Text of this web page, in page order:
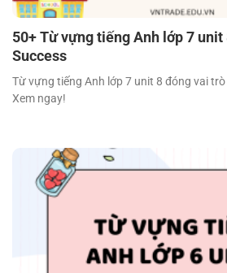
50+ Từ vựng tiếng Anh lớp 7
Success
Từ vựng tiếng Anh lớp 7 unit 8 đóng vai
Xem ngay!